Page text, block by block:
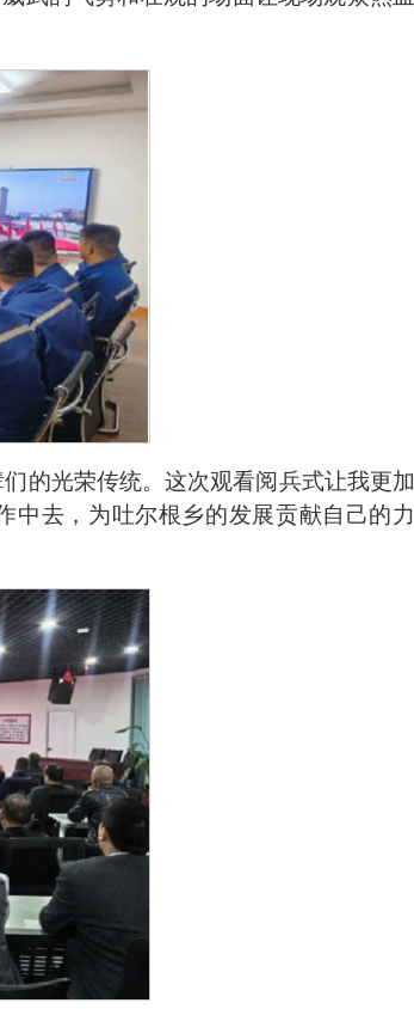
的光荣传统。这次观看阅兵式让我更加
中去，为吐尔根乡的发展贡献自己的力